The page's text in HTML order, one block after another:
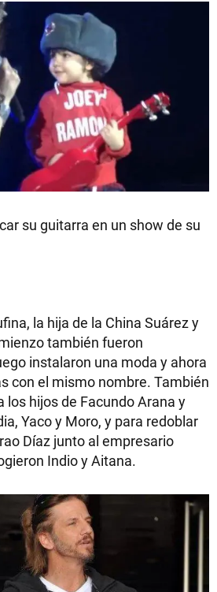
su guitarra en un show de su
la hija de la China Suárez y
también fueron
instalaron una moda y ahora
con el mismo nombre. También
los hijos de Facundo Arana y
Yaco y Moro, y para redoblar
Díaz junto al empresario
Indio y Aitana.